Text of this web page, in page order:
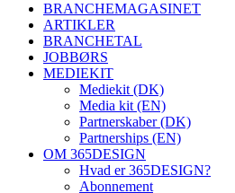
BRANCHEMAGASINET
ARTIKLER
BRANCHETAL
JOBBØRS
MEDIEKIT
Mediekit (DK)
Media kit (EN)
Partnerskaber (DK)
Partnerships (EN)
OM 365DESIGN
Hvad er 365DESIGN?
Abonnement